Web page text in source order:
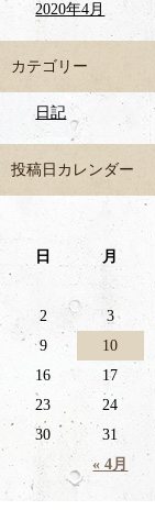
2020年4月
カテゴリー
日記
投稿日カレンダー
日 月
« 4月
2
3
9
10
16
17
23
24
30
31